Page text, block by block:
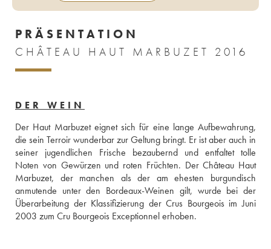
PRÄSENTATION
CHÂTEAU HAUT MARBUZET 2016
DER WEIN
Der Haut Marbuzet eignet sich für eine lange Aufbewahrung,
die sein Terroir wunderbar zur Geltung bringt. Er ist aber auch in
seiner jugendlichen Frische bezaubernd und entfaltet tolle
Noten von Gewürzen und roten Früchten. Der Château Haut
Marbuzet, der manchen als der am ehesten burgundisch
anmutende unter den Bordeaux-Weinen gilt, wurde bei der
Überarbeitung der Klassifizierung der Crus Bourgeois im Juni
2003 zum Cru Bourgeois Exceptionnel erhoben.